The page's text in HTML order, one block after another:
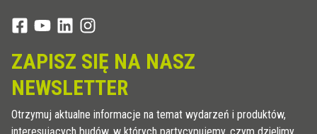
ZAPISZ SIĘ NA NASZ
NEWSLETTER
Otrzymuj aktualne informacje na temat wydarzeń i produktów,